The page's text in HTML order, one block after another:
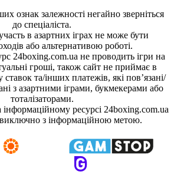
ознак залежності негайно зверніться
до спеціаліста.
в азартних іграх не може бути
або альтернативою роботі.
24boxing.com.ua не проводить ігри на
гроші, також сайт не приймає в
та/інших платежів, які пов’язані/
з азартними іграми, букмекерами або
тоталізаторами.
інформаційному ресурсі 24boxing.com.ua
з інформаційною метою.